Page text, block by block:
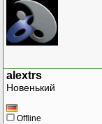
alextrs
Новенький
Offline